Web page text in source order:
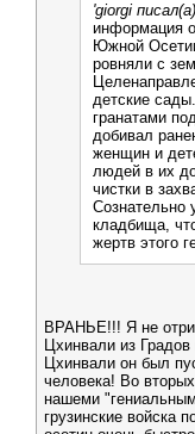
'giorgi
информация о
Южной
ровняли с
детские
гранатами
добивал
женщин и
людей в их
чистки в
Сознательно
кладбища,
жертв этого
ВРАНЬЕ!!! Я не
Цхинвали из
Цхинвали он был
человека! Во
нашеми
грузинские войска